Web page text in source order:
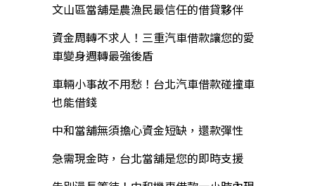
文山區當舖是農漁民最信任的借貸夥伴
資金周轉不求人！三重汽車借款讓您的愛
車變身週轉最強後盾
車輛小事故不用愁！台北汽車借款碰撞車
也能借錢
中和當舖無須擔心資金短缺，還款彈性
急需現金時，台北當舖是您的即時支援